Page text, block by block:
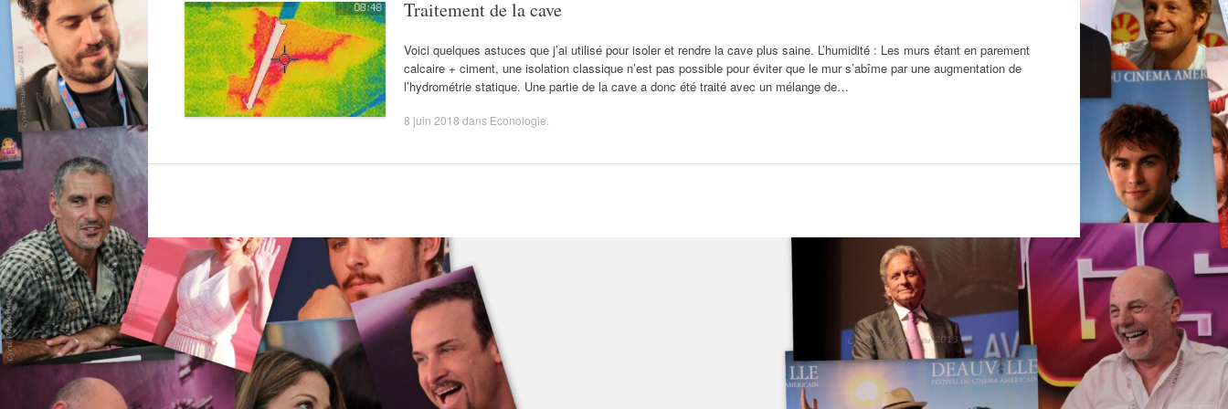
Traitement de la cave
Voici quelques astuces que j’ai utilisé pour isoler et rendre la cave plus saine. L’humidité : Les murs étant en parement
calcaire + ciment, une isolation classique n’est pas possible pour éviter que le mur s’abîme par une augmentation de
l’hydrométrie statique. Une partie de la cave a donc été traité avec un mélange de…
8 juin 2018 dans Econologie